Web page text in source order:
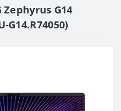
Zephyrus G14
G14.R74050)